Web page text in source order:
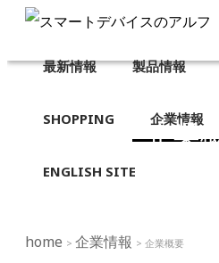
最新情報 製品情報
SHOPPING 企業情報
ENGLISH SITE
企業
home > 企業情報 > 企業概要